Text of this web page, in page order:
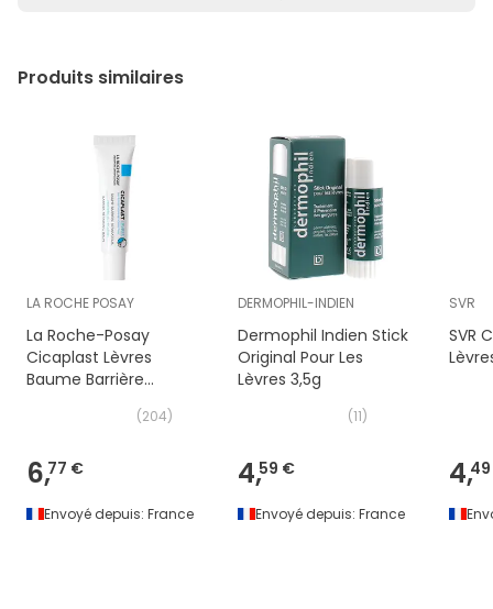
Produits similaires
LA ROCHE POSAY
La Roche-Posay
Cicaplast Lèvres
Baume Barrière
(204)
6,77 €
Envoyé depuis: France
DERMOPHIL-INDIEN
Dermophil Indien Stick
Original Pour Les
Lèvres 3,5g
(11)
4,59 €
Envoyé depuis: France
SVR
SVR
4,